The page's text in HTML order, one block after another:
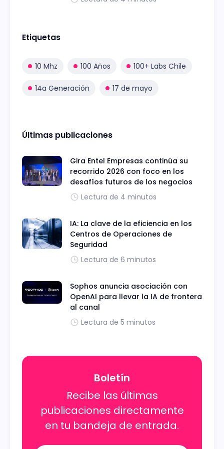
Etiquetas
10 Mhz 100 Años 100+ Labs Chile
14a Generación 17 de mayo
Últimas publicaciones
Gira Entel Empresas continúa su
recorrido 2026 con foco en los
desafíos futuros de los negocios
Lectura de 4 minutos
IA: La clave de la eficiencia en los
Centros de Operaciones de
Seguridad
Lectura de 6 minutos
Sophos anuncia asociación con
OpenAI para llevar la IA de frontera
al canal
Lectura de 5 minutos
Boletín
Recibe las últimas
publicaciones directamente
en tu bandeja de entrada.